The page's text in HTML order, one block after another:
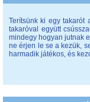
Terítsünk ki egy takarót
takaróval együtt
mindegy hogyan jutnak
ne érjen le se a kezük,
harmadik játékos, és